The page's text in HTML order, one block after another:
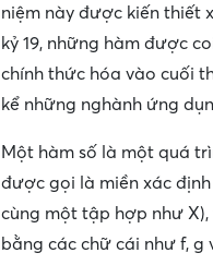
niệm này được kiến thiết
kỷ 19, những hàm được
chính thức hóa vào cuối
kể những nghành ứng
Một hàm số là một quá
được gọi là miền xác
cùng một tập hợp như
bằng các chữ cái như f, g